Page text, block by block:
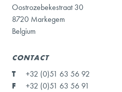
Oostrozebekestraat 30
8720 Markegem
Belgium
CONTACT
T
+32 (0)51 63 56 92
F
+32 (0)51 63 56 91